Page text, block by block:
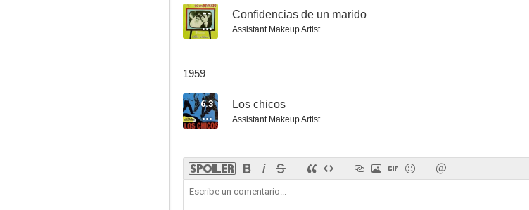
-- Confidencias de un marido
Assistant Makeup Artist
1959
6.3 Los chicos
Assistant Makeup Artist